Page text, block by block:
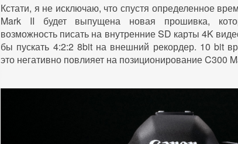
Кстати, я не исключаю, что спустя определенное
Mark II будет выпущена новая прошивка,
возможность писать на внутренние SD карты 4K
бы пускать 4:2:2 8bit на внешний рекордер. 10 bit
это негативно повлияет на позиционирование C300